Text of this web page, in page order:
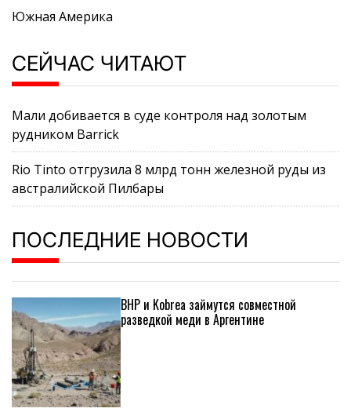
Южная Америка
СЕЙЧАС ЧИТАЮТ
Мали добивается в суде контроля над золотым
рудником Barrick
Rio Tinto отгрузила 8 млрд тонн железной руды из
австралийской Пилбары
ПОСЛЕДНИЕ НОВОСТИ
BHP и Kobrea займутся совместной
разведкой меди в Аргентине